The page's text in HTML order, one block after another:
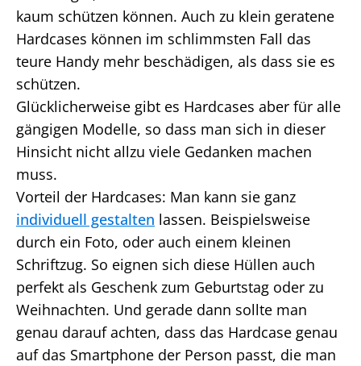
kaum schützen können. Auch zu klein geratene
Hardcases können im schlimmsten Fall das
teure Handy mehr beschädigen, als dass sie es
schützen.
Glücklicherweise gibt es Hardcases aber für alle
gängigen Modelle, so dass man sich in dieser
Hinsicht nicht allzu viele Gedanken machen
muss.
Vorteil der Hardcases: Man kann sie ganz
individuell gestalten lassen. Beispielsweise
durch ein Foto, oder auch einem kleinen
Schriftzug. So eignen sich diese Hüllen auch
perfekt als Geschenk zum Geburtstag oder zu
Weihnachten. Und gerade dann sollte man
genau darauf achten, dass das Hardcase genau
auf das Smartphone der Person passt, die man